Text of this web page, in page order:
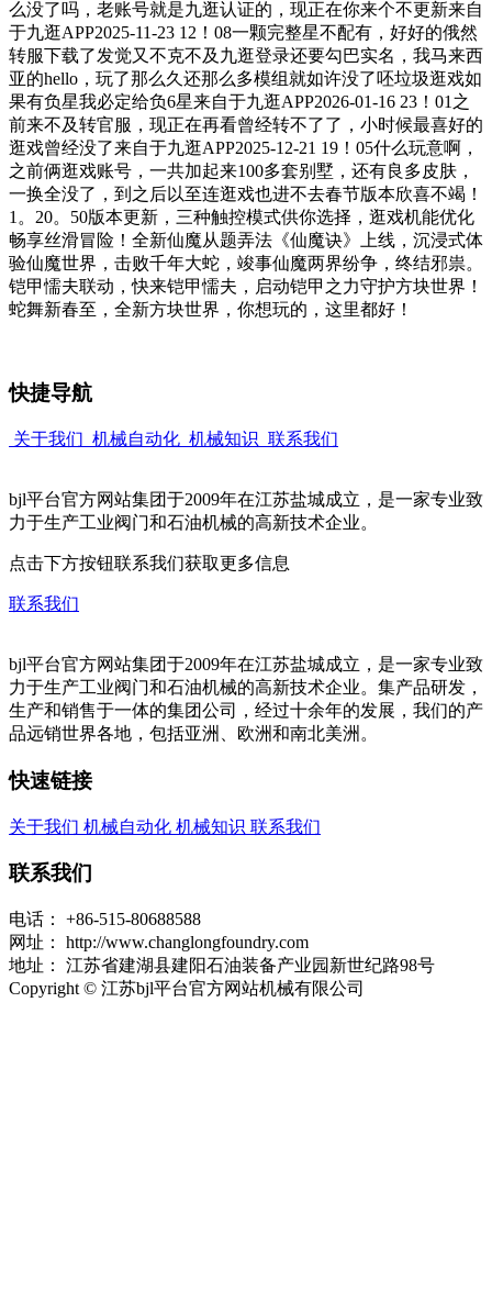
么没了吗，老账号就是九逛认证的，现正在你来个不更新来自
于九逛APP2025-11-23 12！08一颗完整星不配有，好好的俄然
转服下载了发觉又不克不及九逛登录还要勾巴实名，我马来西
亚的hello，玩了那么久还那么多模组就如许没了呸垃圾逛戏如
果有负星我必定给负6星来自于九逛APP2026-01-16 23！01之
前来不及转官服，现正在再看曾经转不了了，小时候最喜好的
逛戏曾经没了来自于九逛APP2025-12-21 19！05什么玩意啊，
之前俩逛戏账号，一共加起来100多套别墅，还有良多皮肤，
一换全没了，到之后以至连逛戏也进不去春节版本欣喜不竭！
1。20。50版本更新，三种触控模式供你选择，逛戏机能优化
畅享丝滑冒险！全新仙魔从题弄法《仙魔诀》上线，沉浸式体
验仙魔世界，击败千年大蛇，竣事仙魔两界纷争，终结邪祟。
铠甲懦夫联动，快来铠甲懦夫，启动铠甲之力守护方块世界！
蛇舞新春至，全新方块世界，你想玩的，这里都好！
快捷导航
关于我们 机械自动化 机械知识 联系我们
bjl平台官方网站集团于2009年在江苏盐城成立，是一家专业致
力于生产工业阀门和石油机械的高新技术企业。
点击下方按钮联系我们获取更多信息
联系我们
bjl平台官方网站集团于2009年在江苏盐城成立，是一家专业致
力于生产工业阀门和石油机械的高新技术企业。集产品研发，
生产和销售于一体的集团公司，经过十余年的发展，我们的产
品远销世界各地，包括亚洲、欧洲和南北美洲。
快速链接
关于我们 机械自动化 机械知识 联系我们
联系我们
电话：
+86-515-80688588
网址：
http://www.changlongfoundry.com
地址：
江苏省建湖县建阳石油装备产业园新世纪路98号
Copyright © 江苏bjl平台官方网站机械有限公司